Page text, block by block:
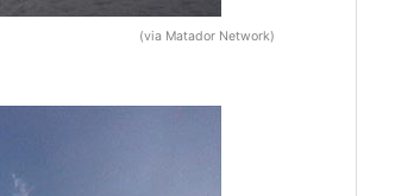
(via Matador Network)